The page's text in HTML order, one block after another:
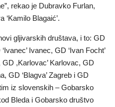
rekao je Dubravko Furlan,
‘Kamilo Blagaić’.
gljivarskih društava, i to: GD
Ivanec, GD ‘Ivan Focht’
GD ,Karlovac’ Karlovac, GD
GD ‘Blagva’ Zagreb i GD
iz slovenskih – Gobarsko
Bleda i Gobarsko društvo